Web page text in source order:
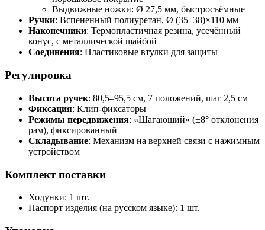
Выдвижные ножки: Ø 27,5 мм, быстросъёмные
Ручки: Вспененный полиуретан, Ø (35–38)×110 мм
Наконечники: Термопластичная резина, усечённый
конус, с металлической шайбой
Соединения: Пластиковые втулки для защиты
Регулировка
Высота ручек: 80,5–95,5 см, 7 положений, шаг 2,5 см
Фиксация: Клип-фиксаторы
Режимы передвижения: «Шагающий» (±8° отклонения
рам), фиксированный
Складывание: Механизм на верхней связи с нажимным
устройством
Комплект поставки
Ходунки: 1 шт.
Паспорт изделия (на русском языке): 1 шт.